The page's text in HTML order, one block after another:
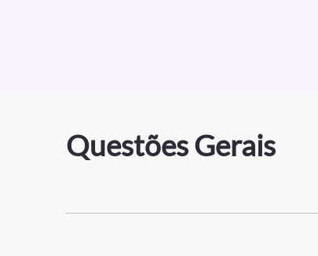
Questões Gerais